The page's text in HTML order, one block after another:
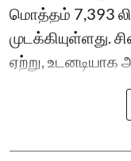
மொத்தம் 7,393
முடக்கியுள்ளது.
ஏற்று, உடனடியாக